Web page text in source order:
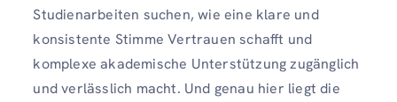
Studienarbeiten suchen, wie eine klare und
konsistente Stimme Vertrauen schafft und
komplexe akademische Unterstützung zugänglich
und verlässlich macht. Und genau hier liegt die